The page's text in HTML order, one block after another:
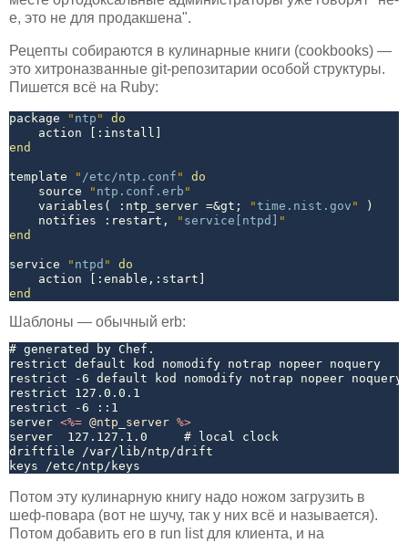
е, это не для продакшена".
Рецепты собираются в кулинарные книги (cookbooks) —
это хитроназванные git-репозитарии особой структуры.
Пишется всё на Ruby:
package " ntp "
do
    action [
:install
end
template " /etc/ntp.conf "
do
    source
" ntp.conf.erb "
    variables(
:ntp_server =&gt; "time.nist.gov "
)
    notifies
:restart , " service[ntpd] "
end
service " ntpd "
do
    action [
:enable , :start
end
Шаблоны — обычный erb:
# generated by Chef.
restrict default kod nomodify notrap nopeer noquery
restrict -6 default kod nomodify notrap nopeer noquery
restrict 127.0.0.1
restrict -6 ::1
server <%= @ntp_server %>
server  127.127.1.0     # local clock
driftfile /var/lib/ntp/drift
Потом эту кулинарную книгу надо ножом загрузить в
шеф-повара (вот не шучу, так у них всё и называется).
Потом добавить его в run list для клиента, и на